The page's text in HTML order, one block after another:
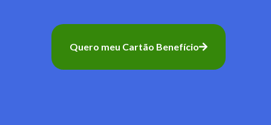
Quero meu Cartão Benefício